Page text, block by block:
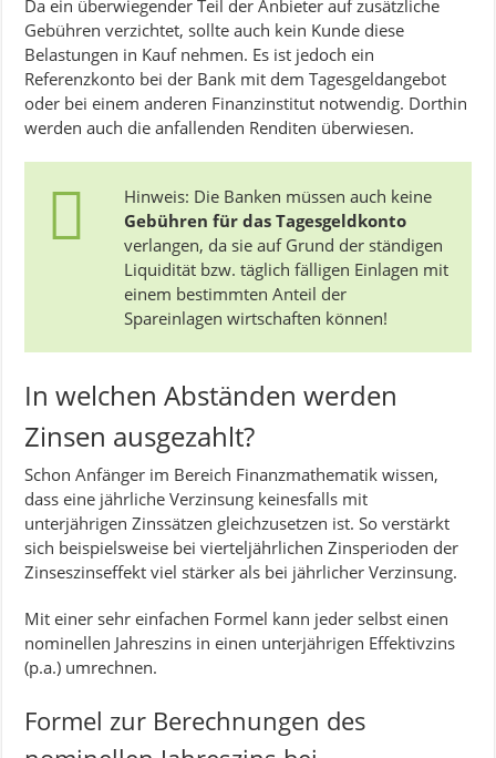
Da ein überwiegender Teil der Anbieter auf zusätzliche
Gebühren verzichtet, sollte auch kein Kunde diese
Belastungen in Kauf nehmen. Es ist jedoch ein
Referenzkonto bei der Bank mit dem Tagesgeldangebot
oder bei einem anderen Finanzinstitut notwendig. Dorthin
werden auch die anfallenden Renditen überwiesen.
Hinweis: Die Banken müssen auch keine
Gebühren für das Tagesgeldkonto
verlangen, da sie auf Grund der ständigen
Liquidität bzw. täglich fälligen Einlagen mit
einem bestimmten Anteil der
Spareinlagen wirtschaften können!
In welchen Abständen werden
Zinsen ausgezahlt?
Schon Anfänger im Bereich Finanzmathematik wissen,
dass eine jährliche Verzinsung keinesfalls mit
unterjährigen Zinssätzen gleichzusetzen ist. So verstärkt
sich beispielsweise bei vierteljährlichen Zinsperioden der
Zinseszinseffekt viel stärker als bei jährlicher Verzinsung.
Mit einer sehr einfachen Formel kann jeder selbst einen
nominellen Jahreszins in einen unterjährigen Effektivzins
(p.a.) umrechnen.
Formel zur Berechnungen des